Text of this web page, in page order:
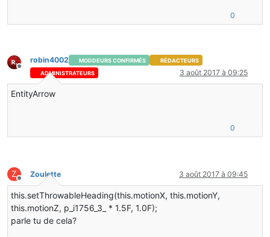
0
Hors-ligne
robin4002 MODDEURS CONFIRMÉS
RÉDACTEURS
ADMINISTRATEURS
3 août 2017 à 09:25
EntityArrow
0
Z
Hors-ligne
Zoulette 3 août 2017 à 09:45
this.setThrowableHeading(this.motionX, this.motionY,
this.motionZ, p_i1756_3_ * 1.5F, 1.0F);
parle tu de cela?